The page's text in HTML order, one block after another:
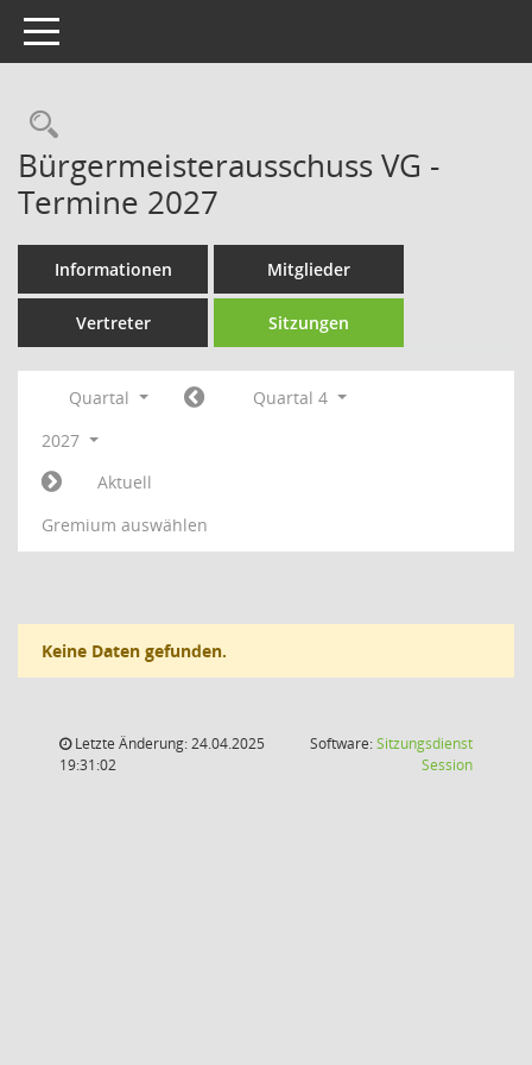
Toggle navigation
Rechercheauswahl
Bürgermeisterausschuss VG -
Termine 2027
Informationen Mitglieder
Vertreter Sitzungen
Quartal
Quartal 4
2027
Aktuell
Gremium auswählen
Keine Daten gefunden.
Letzte Änderung: 24.04.2025
19:31:02
Software:Sitzungsdienst
Session(Wird in